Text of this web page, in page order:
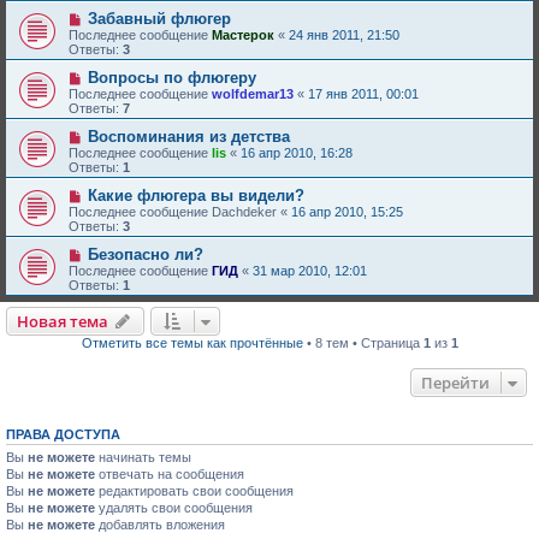
Забавный флюгер
Последнее сообщение Мастерок « 24 янв 2011, 21:50
Ответы: 3
Вопросы по флюгеру
Последнее сообщение wolfdemar13 « 17 янв 2011, 00:01
Ответы: 7
Воспоминания из детства
Последнее сообщение lis « 16 апр 2010, 16:28
Ответы: 1
Какие флюгера вы видели?
Последнее сообщение Dachdeker « 16 апр 2010, 15:25
Ответы: 3
Безопасно ли?
Последнее сообщение ГИД « 31 мар 2010, 12:01
Ответы: 1
Новая тема
Отметить все темы как прочтённые• 8 тем • Страница 1 из 1
Перейти
ПРАВА ДОСТУПА
Вы не можете начинать темы
Вы не можете отвечать на сообщения
Вы не можете редактировать свои сообщения
Вы не можете удалять свои сообщения
Вы не можете добавлять вложения